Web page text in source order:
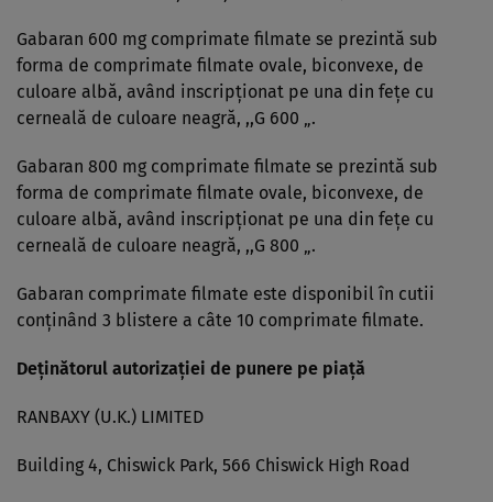
Gabaran 600 mg comprimate filmate se prezintă sub
forma de comprimate filmate ovale, biconvexe, de
culoare albă, având inscripţionat pe una din feţe cu
cerneală de culoare neagră, ,,G 600 „.
Gabaran 800 mg comprimate filmate se prezintă sub
forma de comprimate filmate ovale, biconvexe, de
culoare albă, având inscripţionat pe una din feţe cu
cerneală de culoare neagră, ,,G 800 „.
Gabaran comprimate filmate este disponibil în cutii
conţinând 3 blistere a câte 10 comprimate filmate.
Deţinătorul autorizaţiei de punere pe piaţă
RANBAXY (U.K.) LIMITED
Building 4, Chiswick Park, 566 Chiswick High Road